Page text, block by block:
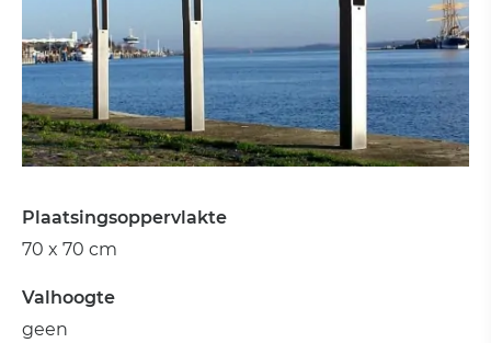
Plaatsingsoppervlakte
70 x 70 cm
Valhoogte
geen